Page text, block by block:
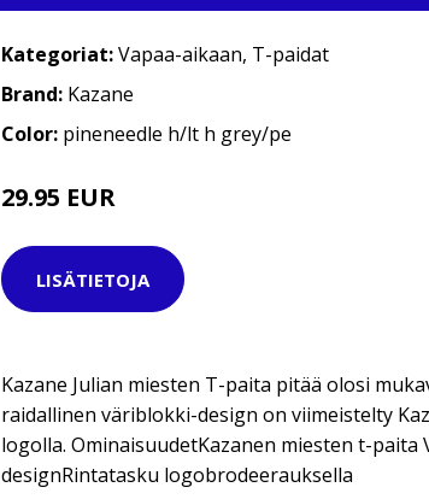
Kategoriat:Vapaa-aikaan, T-paidat
Brand: Kazane
Color: pineneedle h/lt h grey/pe
29.95 EUR
LISÄTIETOJA
Kazane Julian miesten T-paita pitää olosi
raidallinen väriblokki-design on viimeistelty
logolla. OminaisuudetKazanen miesten t-paita
designRintatasku logobrodeerauksella